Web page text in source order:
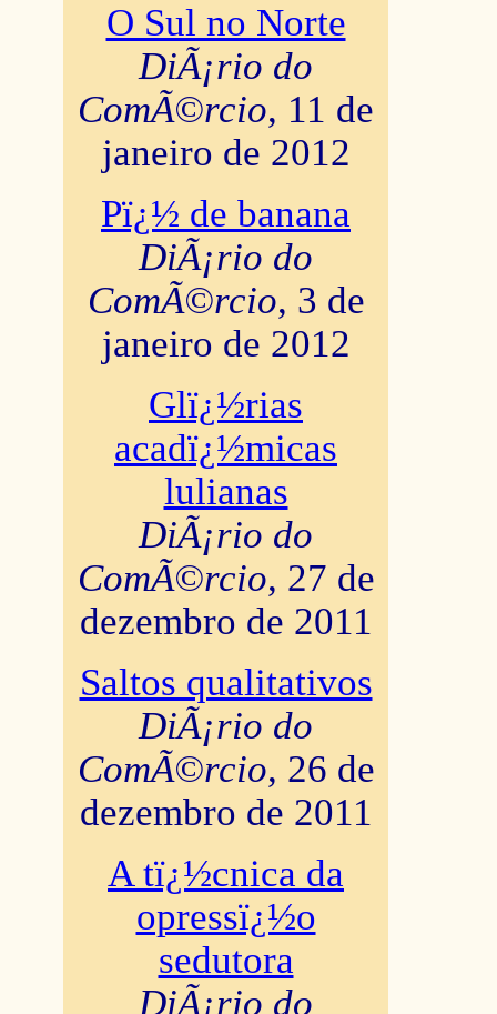
O Sul no Norte
DiÃ¡rio do
ComÃ©rcio, 11 de
janeiro de 2012
Pï¿½ de banana
DiÃ¡rio do
ComÃ©rcio, 3 de
janeiro de 2012
Glï¿½rias
acadï¿½micas
lulianas
DiÃ¡rio do
ComÃ©rcio, 27 de
dezembro de 2011
Saltos qualitativos
DiÃ¡rio do
ComÃ©rcio, 26 de
dezembro de 2011
A tï¿½cnica da
opressï¿½o
sedutora
DiÃ¡rio do